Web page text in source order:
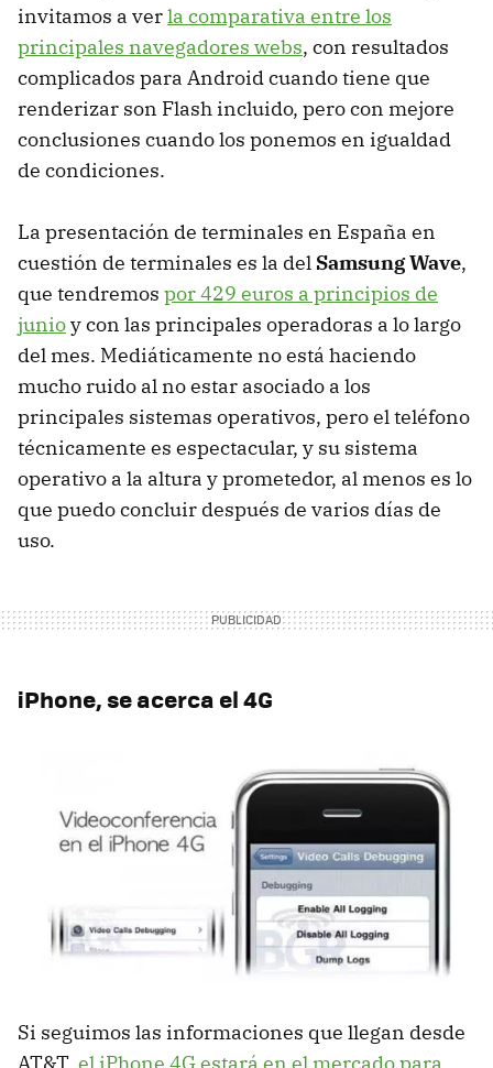
invitamos a verla comparativa entre los
principales navegadores webs, con resultados
complicados para Android cuando tiene que
renderizar son Flash incluido, pero con mejore
conclusiones cuando los ponemos en igualdad
de condiciones.
La presentación de terminales en España en
cuestión de terminales es la del Samsung Wave,
que tendremos por 429 euros a principios de
junioy con las principales operadoras a lo largo
del mes. Mediáticamente no está haciendo
mucho ruido al no estar asociado a los
principales sistemas operativos, pero el teléfono
técnicamente es espectacular, y su sistema
operativo a la altura y prometedor, al menos es lo
que puedo concluir después de varios días de
uso.
iPhone, se acerca el 4G
Si seguimos las informaciones que llegan desde